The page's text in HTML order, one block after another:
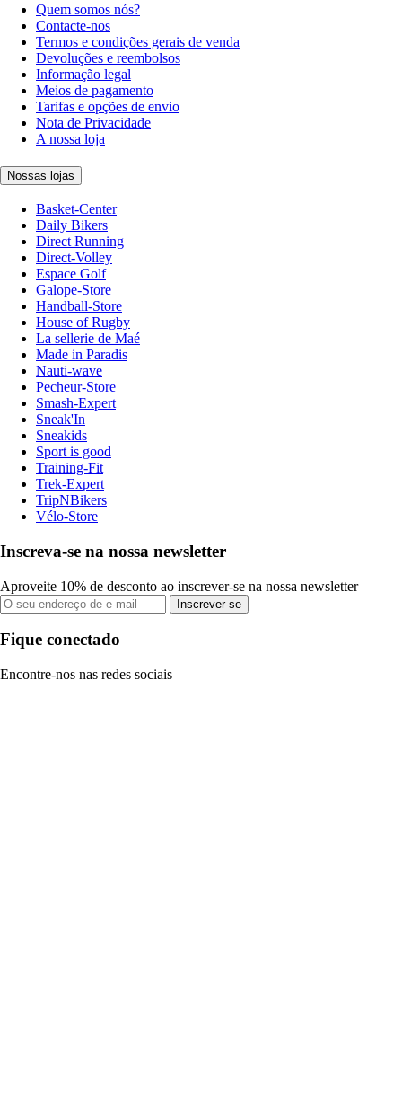
Quem somos nós?
Contacte-nos
Termos e condições gerais de venda
Devoluções e reembolsos
Informação legal
Meios de pagamento
Tarifas e opções de envio
Nota de Privacidade
A nossa loja
Nossas lojas
Basket-Center
Daily Bikers
Direct Running
Direct-Volley
Espace Golf
Galope-Store
Handball-Store
House of Rugby
La sellerie de Maé
Made in Paradis
Nauti-wave
Pecheur-Store
Smash-Expert
Sneak'In
Sneakids
Sport is good
Training-Fit
Trek-Expert
TripNBikers
Vélo-Store
Inscreva-se na nossa newsletter
Aproveite 10% de desconto ao inscrever-se na nossa newsletter
Inscrever-se
Fique conectado
Encontre-nos nas redes sociais